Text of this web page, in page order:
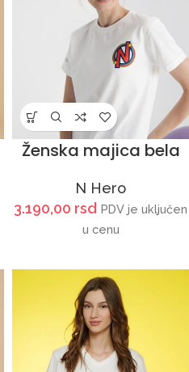
Ženska majica bela
N Hero
3.190,00 rsd PDV je uključen
u cenu